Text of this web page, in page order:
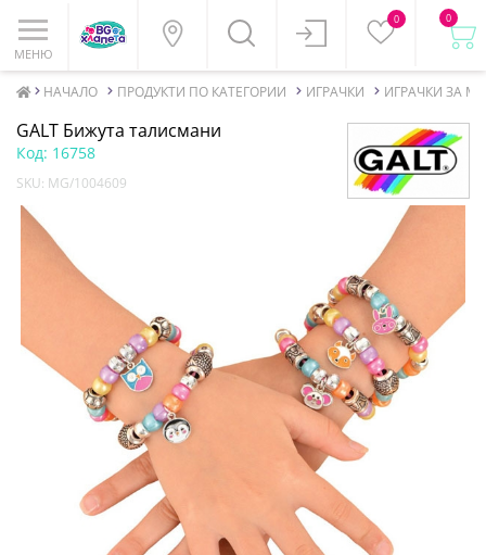
МЕНЮ
0 0
НАЧАЛО ПРОДУКТИ ПО КАТЕГОРИИ ИГРАЧКИ ИГРАЧКИ ЗА
GALT Бижута талисмани
Код: 16758
SKU: MG/1004609